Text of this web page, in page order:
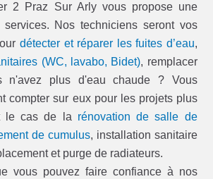
2 Praz Sur Arly vous propose une
services. Nos techniciens seront vos
détecter et réparer les fuites d’eau,
(WC, lavabo, Bidet), remplacer
n'avez plus d'eau chaude ? Vous
compter sur eux pour les projets plus
le cas de la rénovation de salle de
de cumulus, installation sanitaire
et purge de radiateurs.
vous pouvez faire confiance à nos